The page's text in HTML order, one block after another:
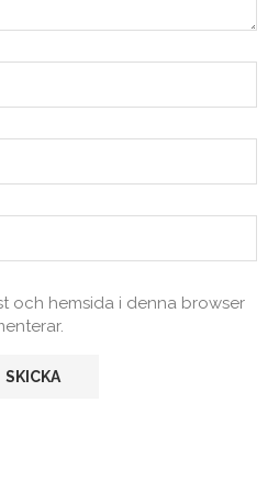
och hemsida i denna browser